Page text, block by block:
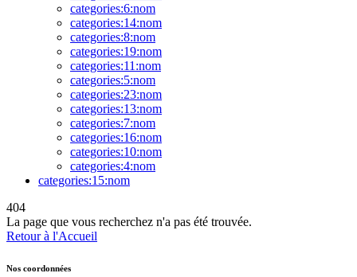
categories:6:nom
categories:14:nom
categories:8:nom
categories:19:nom
categories:11:nom
categories:5:nom
categories:23:nom
categories:13:nom
categories:7:nom
categories:16:nom
categories:10:nom
categories:4:nom
categories:15:nom
404
La page que vous recherchez n'a pas été trouvée.
Retour à l'Accueil
Nos coordonnées